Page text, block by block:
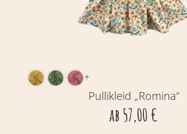
+
Pullikleid „Romina“
ab57,00€